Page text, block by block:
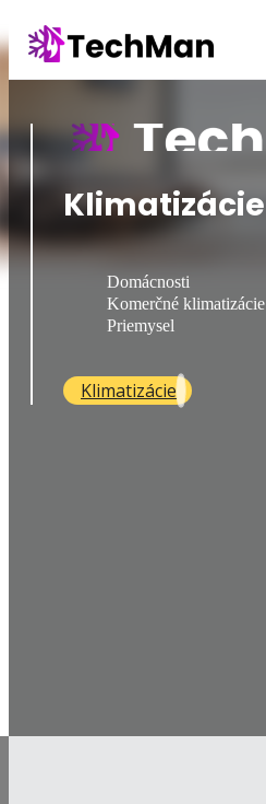
Klimatizácie
Domácnosti
Komerčné klimatizácie
Priemysel
Klimatizácie